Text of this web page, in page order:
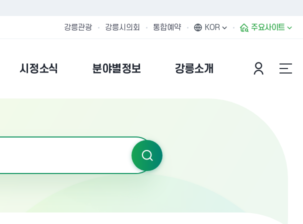
강릉관광 강릉시의회 통합예약 KOR 주요사이트
시정소식 분야별정보 강릉소개